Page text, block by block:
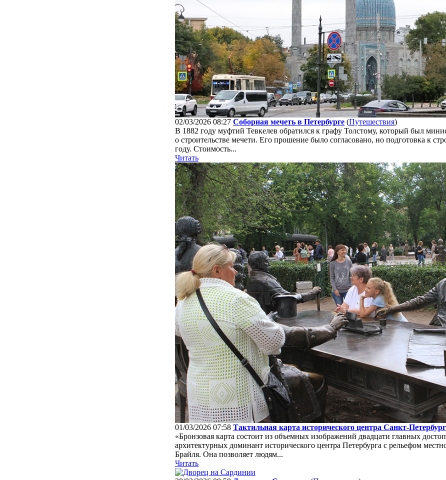
02/03/2026 08:27 Соборная мечеть в Петербурге (Путешествия)
В 1882 году муфтий Тевкелев обратился к графу Толстому, который был
о строительстве мечети. Его прошение было согласовано, но подготовка к
году. Стоимость...
Читать
01/03/2026 07:58 Тактильная карта исторического центра Санкт-
«Бронзовая карта состоит из объемных изображений двадцати главных
архитектурных доминант исторического центра Петербурга с рельефом
Брайля. Она позволяет людям...
Читать